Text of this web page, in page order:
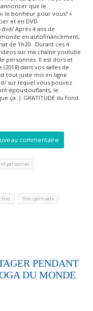
que le
le bonheur pour vous? »
et en DVD
Après 4 ans de
en autofinancement,
de 1h20. Durant ces 4
sur ma chaîne youtube
personnes. Il est dors et
dans vos salles de
tout juste mis en ligne
sur lequel vous pouvez
époustouflants, le
ça :). GRATITUDE du fond
commentaire
personnel
film film spirituels
PENDANT
DU MONDE